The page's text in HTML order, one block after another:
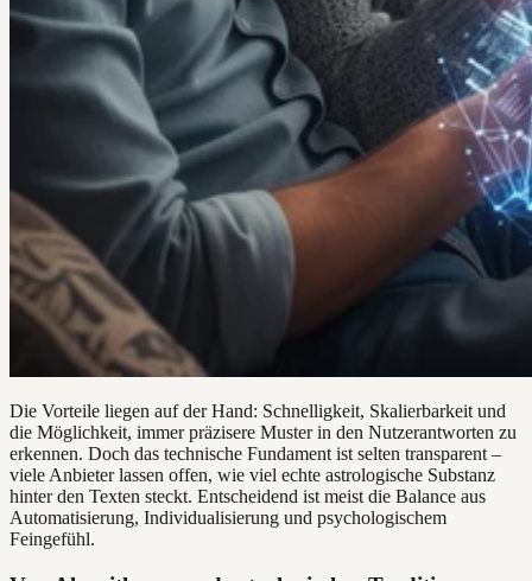
Die Vorteile liegen auf der Hand: Schnelligkeit, Skalierbarkeit und
die Möglichkeit, immer präzisere Muster in den Nutzerantworten zu
erkennen. Doch das technische Fundament ist selten transparent –
viele Anbieter lassen offen, wie viel echte astrologische Substanz
hinter den Texten steckt. Entscheidend ist meist die Balance aus
Automatisierung, Individualisierung und psychologischem
Feingefühl.